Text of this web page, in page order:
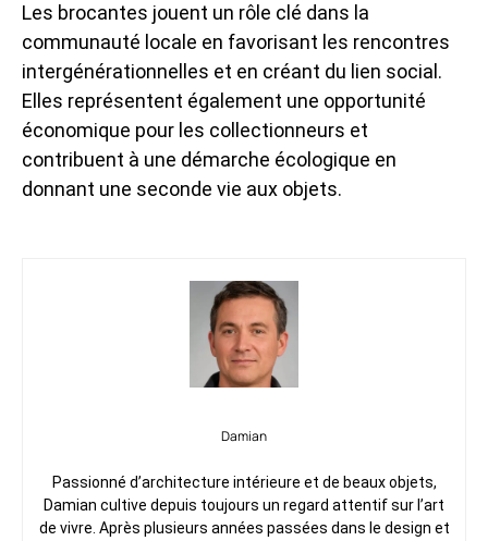
Les brocantes jouent un rôle clé dans la
communauté locale en favorisant les rencontres
intergénérationnelles et en créant du lien social.
Elles représentent également une opportunité
économique pour les collectionneurs et
contribuent à une démarche écologique en
donnant une seconde vie aux objets.
Damian
Passionné d’architecture intérieure et de beaux objets,
Damian cultive depuis toujours un regard attentif sur l’art
de vivre. Après plusieurs années passées dans le design et